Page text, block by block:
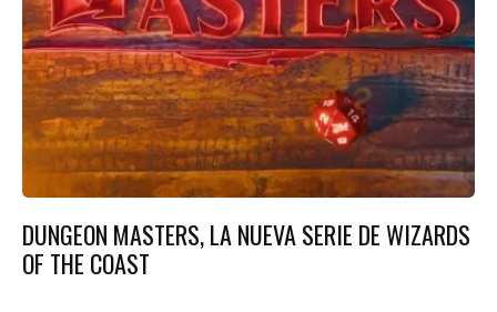
DUNGEON MASTERS, LA NUEVA SERIE DE WIZARDS
OF THE COAST